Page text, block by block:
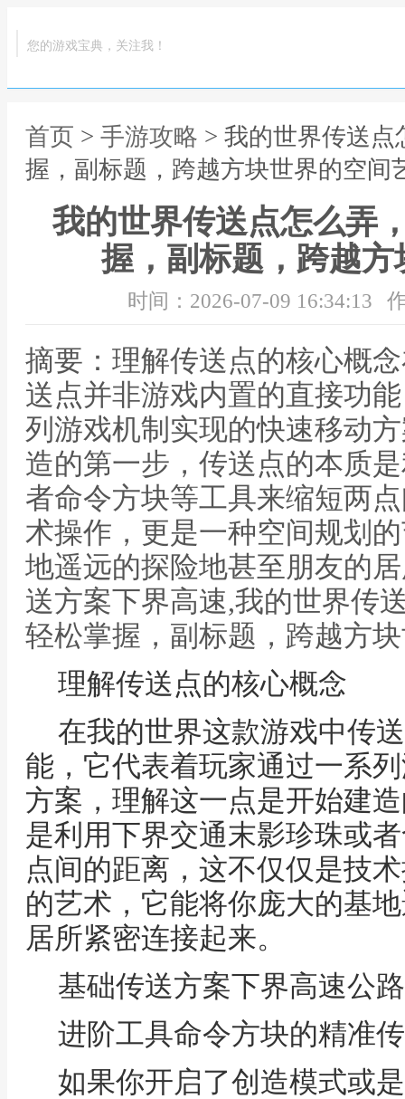
您的游戏宝典，关注我！
首页 > 手游攻略 > 我的世界传送
握，副标题，跨越方块世界的空间
我的世界传送点怎么弄
握，副标题，跨越
时间：2026-07-09 16:34:13
摘要：理解传送点的核心概
送点并非游戏内置的直接功
列游戏机制实现的快速移动
造的第一步，传送点的本质
者命令方块等工具来缩短两
术操作，更是一种空间规划
地遥远的探险地甚至朋友的
送方案下界高速,我的世界传
轻松掌握，副标题，跨越方
理解传送点的核心概念
在我的世界这款游戏中传
能，它代表着玩家通过一系
方案，理解这一点是开始建
是利用下界交通末影珍珠或
点间的距离，这不仅仅是技
的艺术，它能将你庞大的基
居所紧密连接起来。
基础传送方案下界高速公路
进阶工具命令方块的精准
如果你开启了创造模式或